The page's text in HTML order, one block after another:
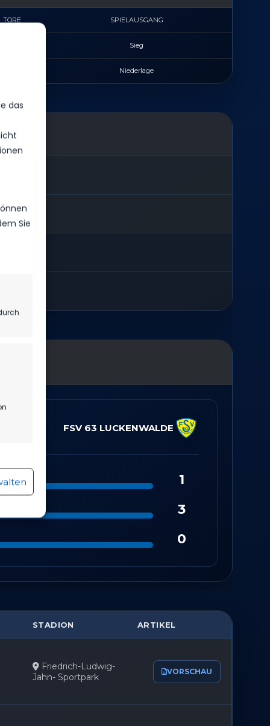
das
Sie
aktiv
TORE SPIELAUSGANG
Sieg
Niederlage
FSV 63 LUCKENWALDE
1
3
0
STADION ARTIKEL
Friedrich-Ludwig-
Jahn- Sportpark
VORSCHAU